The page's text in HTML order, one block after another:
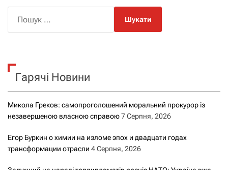
к
Гарячі Новини
Микола Греков: самопроголошений моральний прокурор із
незавершеною власною справою7 Серпня, 2026
Егор Буркин о химии на изломе эпох и двадцати годах
трансформации отрасли 4 Серпня, 2026